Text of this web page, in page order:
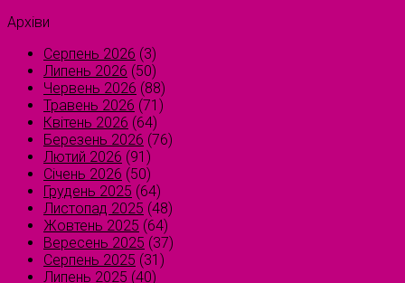
Архіви
Серпень 2026 (3)
Липень 2026 (50)
Червень 2026 (88)
Травень 2026 (71)
Квітень 2026 (64)
Березень 2026 (76)
Лютий 2026 (91)
Січень 2026 (50)
Грудень 2025 (64)
Листопад 2025 (48)
Жовтень 2025 (64)
Вересень 2025 (37)
Серпень 2025 (31)
Липень 2025 (40)